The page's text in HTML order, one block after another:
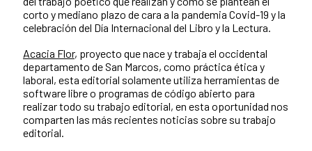
corto y mediano plazo de cara a la pandemia Covid-19 y la
celebración del Día Internacional del Libro y la Lectura.
Acacia Flor, proyecto que nace y trabaja el occidental
departamento de San Marcos, como práctica ética y
laboral, esta editorial solamente utiliza herramientas de
software libre o programas de código abierto para
realizar todo su trabajo editorial, en esta oportunidad nos
comparten las más recientes noticias sobre su trabajo
editorial.